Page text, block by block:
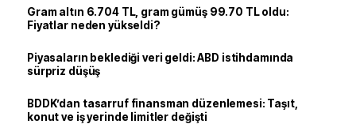
Gram altın 6.704 TL, gram gümüş 99.70 TL oldu:
Fiyatlar neden yükseldi?
Piyasaların beklediği veri geldi: ABD istihdamında
sürpriz düşüş
BDDK’dan tasarruf finansman düzenlemesi: Taşıt,
konut ve iş yerinde limitler değişti